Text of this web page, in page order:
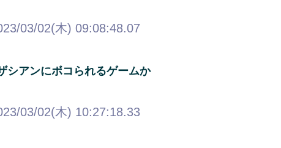
03/02(木) 09:08:48.07
シアンにボコられるゲームか
03/02(木) 10:27:18.33